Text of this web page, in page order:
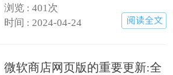
浏览 :401次
时间 : 2024-04-24
微软商店网页版的重要更新:全